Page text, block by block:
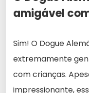
amigável
Sim! O Dogue
extremamente
com crianças.
impressionante,